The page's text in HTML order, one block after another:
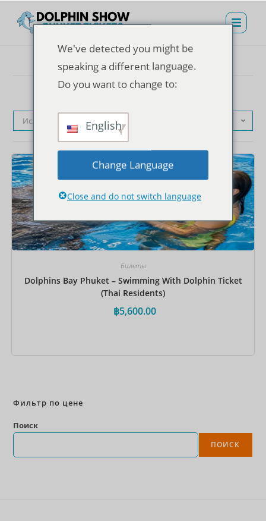
Исходная сортировка
Билеты
Dolphins Bay Phuket – Swimming With Dolphin Ticket
(Thai Residents)
฿5,600.00
Фильтр по цене
Поиск
ПОИСК
We've detected you might be
speaking a different language.
Do you want to change to:
English
Change Language
Close and do not switch language